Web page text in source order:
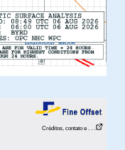
Créditos, contato e . . .